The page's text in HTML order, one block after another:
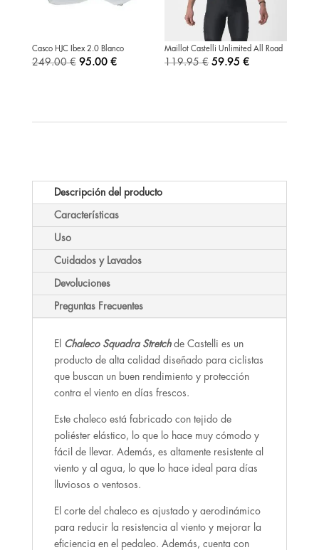
Casco HJC Ibex 2.0 Blanco
249.00 € El
95.00 €El
Maillot Castelli Unlimited All Road
119.95 € El
59.95 €El
Descripción del producto
Características
Uso
Cuidados y Lavados
Devoluciones
Preguntas Frecuentes
El Chaleco Squadra Stretchde Castelli es un
producto de alta calidad diseñado para ciclistas
que buscan un buen rendimiento y protección
contra el viento en días frescos.
Este chaleco está fabricado con tejido de
poliéster elástico, lo que lo hace muy cómodo y
fácil de llevar. Además, es altamente resistente al
viento y al agua, lo que lo hace ideal para días
lluviosos o ventosos.
El corte del chaleco es ajustado y aerodinámico
para reducir la resistencia al viento y mejorar la
eficiencia en el pedaleo. Además, cuenta con